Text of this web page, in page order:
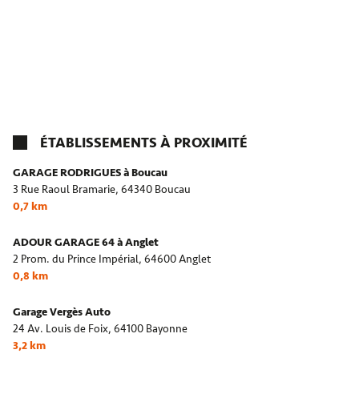
ÉTABLISSEMENTS À PROXIMITÉ
GARAGE RODRIGUES à Boucau
3 Rue Raoul Bramarie, 64340 Boucau
0,7 km
ADOUR GARAGE 64 à Anglet
2 Prom. du Prince Impérial, 64600 Anglet
0,8 km
Garage Vergès Auto
24 Av. Louis de Foix, 64100 Bayonne
3,2 km